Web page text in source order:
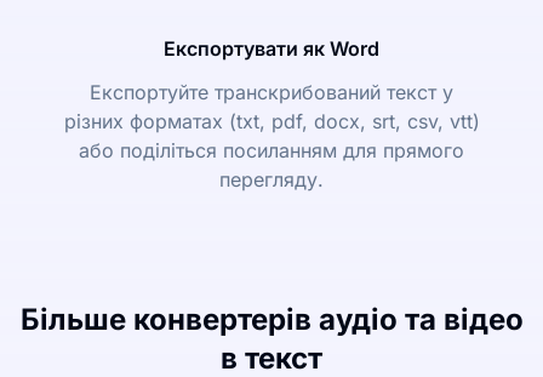
Експортувати як Word
Експортуйте транскрибований текст у
різних форматах (txt, pdf, docx, srt, csv, vtt)
або поділіться посиланням для прямого
перегляду.
Більше конвертерів аудіо та відео
в текст